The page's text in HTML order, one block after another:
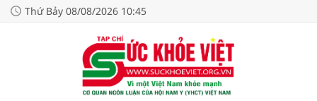
Thứ Bảy 08/08/2026 10:45